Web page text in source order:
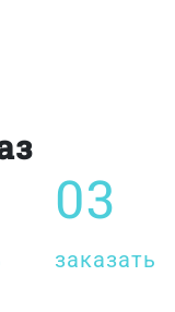
03
заказать